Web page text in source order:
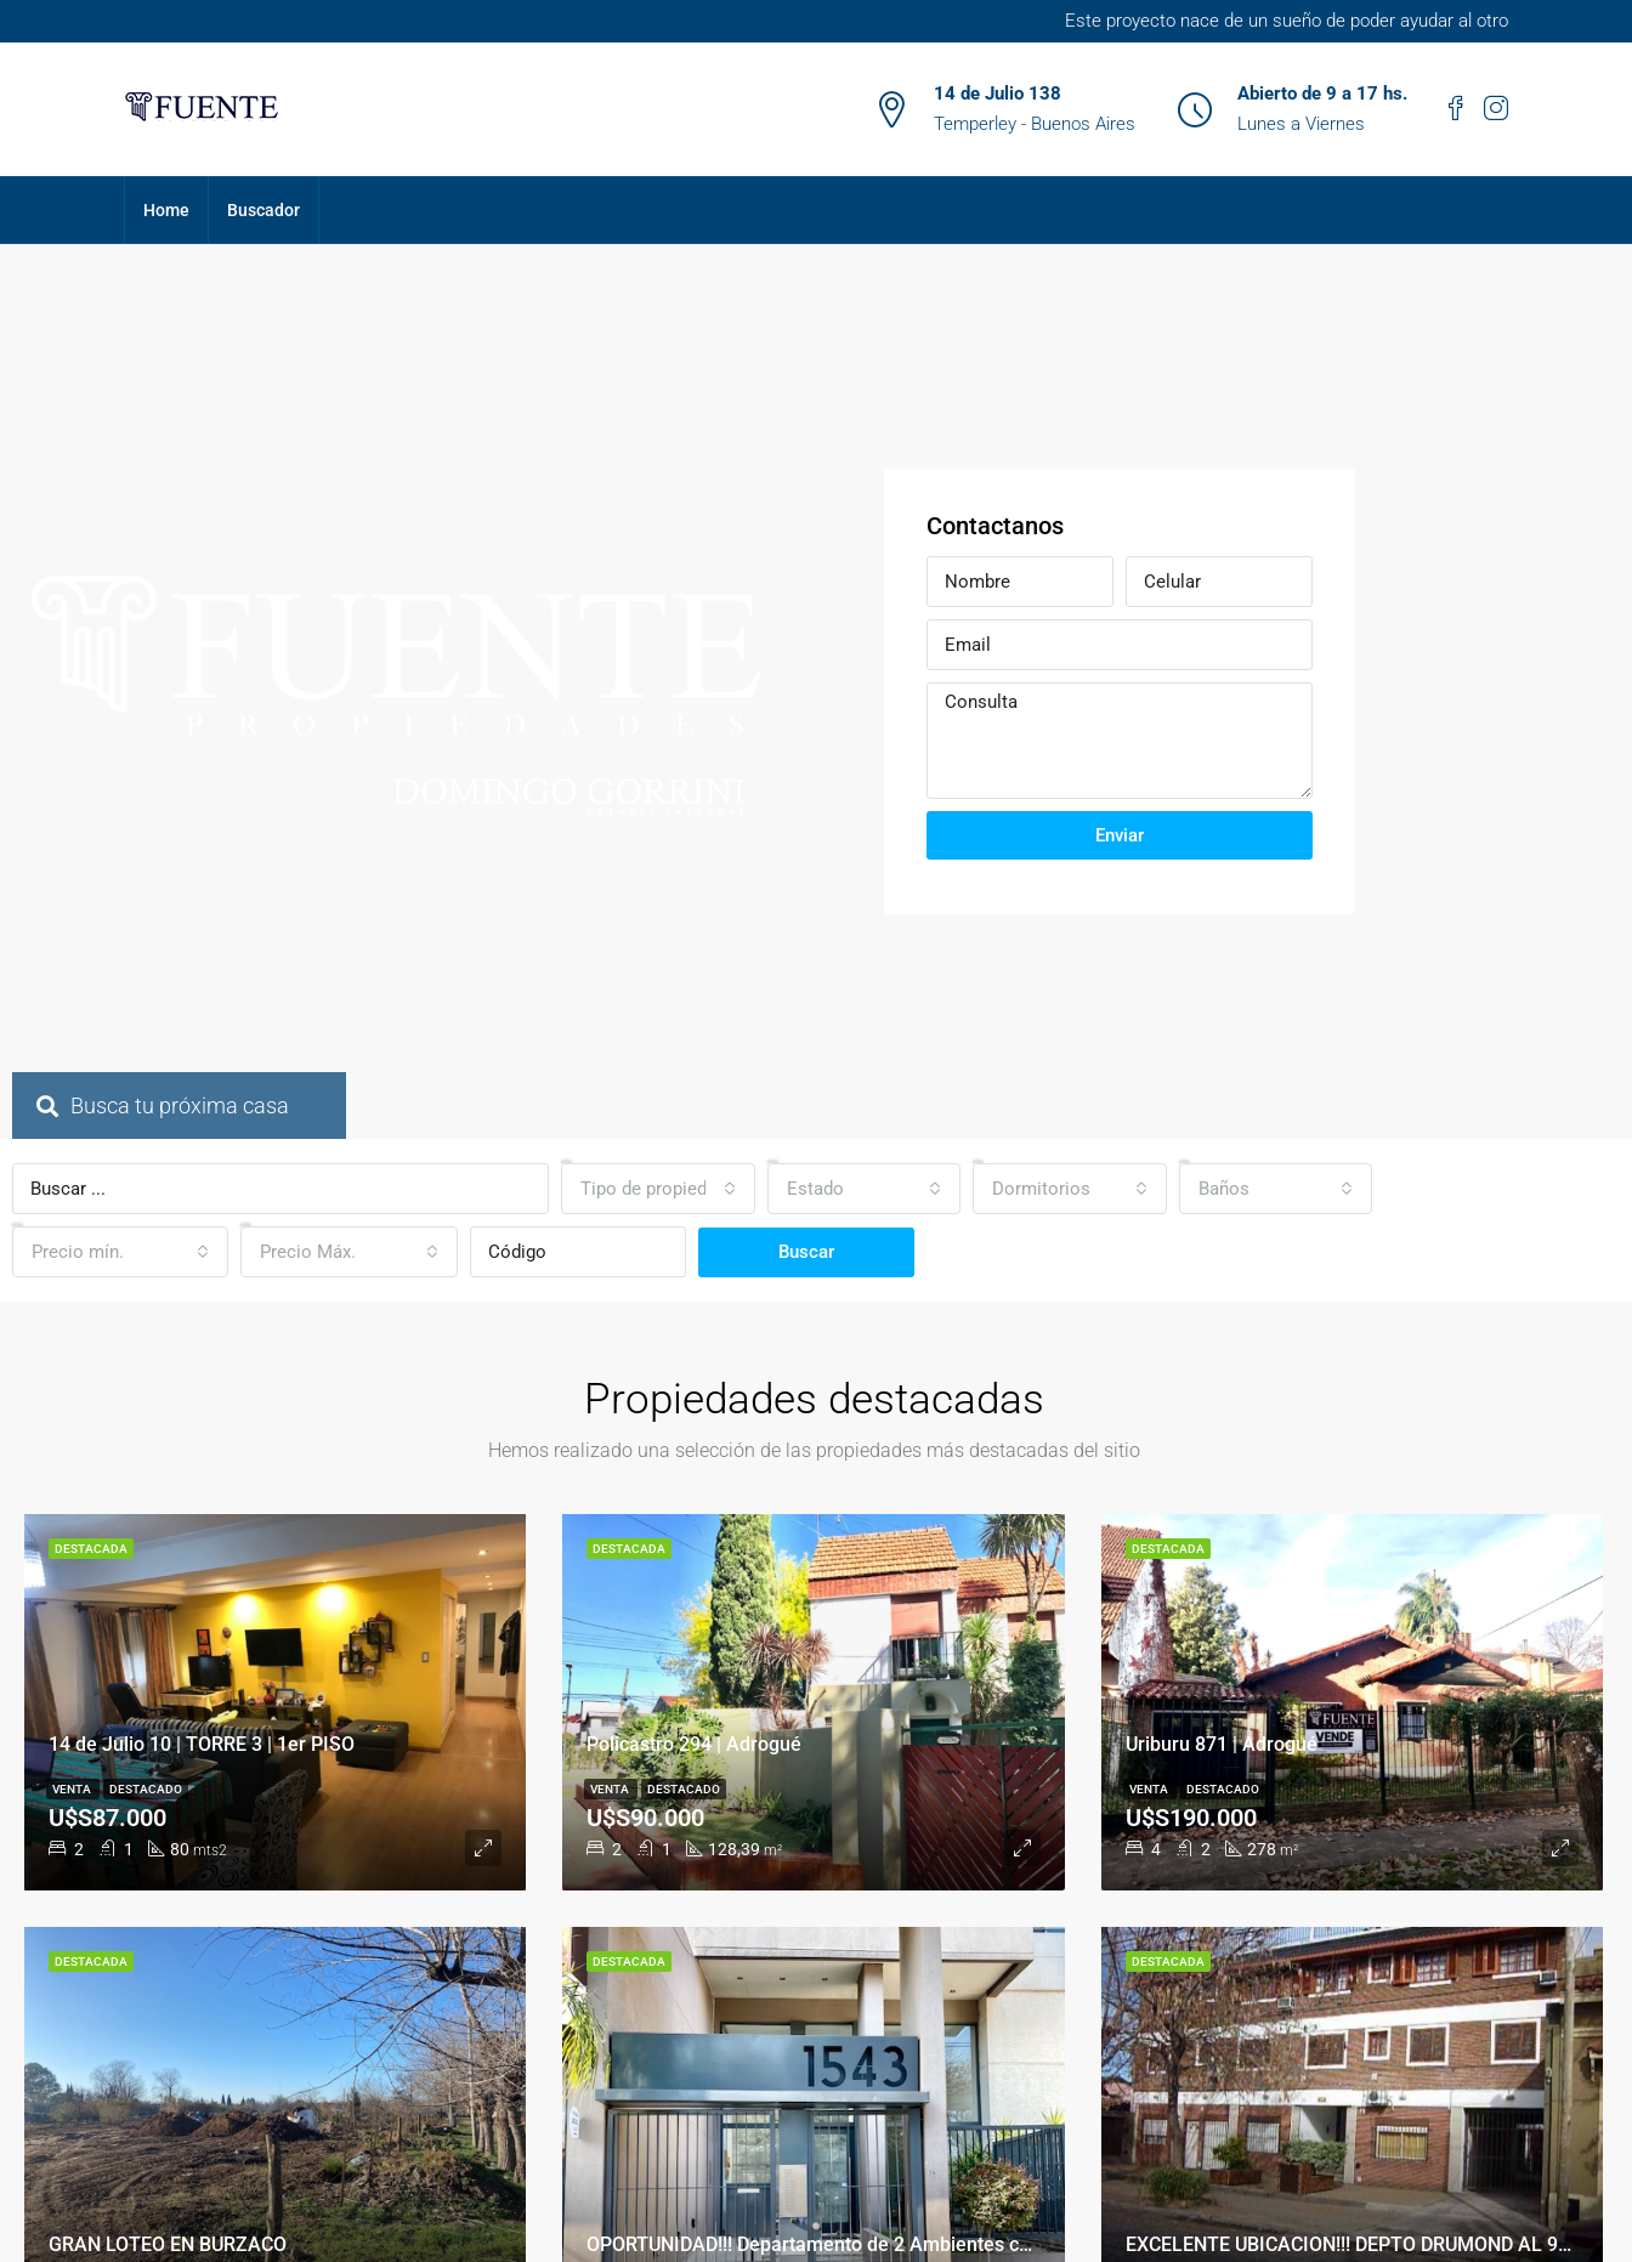
Este proyecto nace de un sueño de poder ayudar al otro
14 de Julio 138
Temperley - Buenos Aires
Abierto de 9 a 17 hs.
Lunes a Viernes
Home Buscador
Contactanos
Enviar
Busca tu próxima casa
Tipo de propiedad Estado Dormitorios Baños
Precio mín. Precio Máx. Buscar
Propiedades destacadas
Hemos realizado una selección de las propiedades más destacadas del sitio
14 de Julio 10 | TORRE 3 | 1er PISO
2 1 80 mts2
U$S87.000
VENTA DESTACADO
DESTACADA
Policastro 294 | Adrogué
2 1 128,39 m²
U$S90.000
VENTA DESTACADO
DESTACADA
Uriburu 871 | Adrogué
4 2 278 m²
U$S190.000
VENTA DESTACADO
DESTACADA
GRAN LOTEO EN BURZACO
DESTACADA
OPORTUNIDAD!!! Departamento de 2 Ambientes con Cochera en Banfield Este
DESTACADA
EXCELENTE UBICACION!!! DEPTO DRUMOND AL 900
DESTACADA